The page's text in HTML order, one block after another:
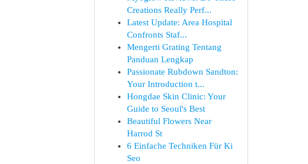
Creations Really Perf...
Latest Update: Area Hospital
Confronts Staf...
Mengerti Grating Tentang
Panduan Lengkap
Passionate Rubdown Sandton:
Your Introduction t...
Hongdae Skin Clinic: Your
Guide to Seoul's Best
Beautiful Flowers Near
Harrod St
6 Einfache Techniken Für Ki
Seo